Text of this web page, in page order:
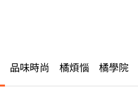
品味時尚 橘煩惱 橘學院